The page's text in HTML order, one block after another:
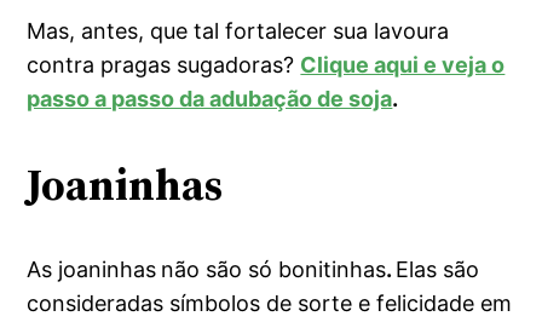
Mas, antes, que tal fortalecer sua lavoura
contra pragas sugadoras? Clique aqui e veja o
passo a passo da adubação de soja.
Joaninhas
As joaninhas não são só bonitinhas. Elas são
consideradas símbolos de sorte e felicidade em